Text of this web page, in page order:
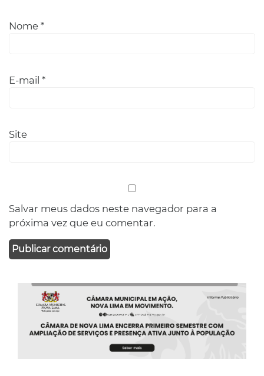
Nome *
E-mail *
Site
Salvar meus dados neste navegador para a
próxima vez que eu comentar.